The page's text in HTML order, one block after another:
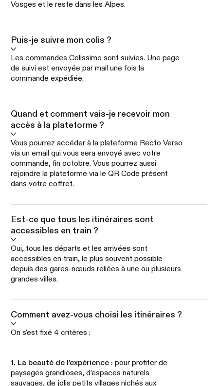
Vosges et le reste dans les Alpes.
Puis-je suivre mon colis ?
Les commandes Colissimo sont suivies. Une page
de suivi est envoyée par mail une fois la
commande expédiée.
Quand et comment vais-je recevoir mon
accès à la plateforme ?
Vous pourrez accéder à la plateforme Recto Verso
via un email qui vous sera envoyé avec votre
commande, fin octobre. Vous pourrez aussi
rejoindre la plateforme via le QR Code présent
dans votre coffret.
Est-ce que tous les itinéraires sont
accessibles en train ?
Oui, tous les départs et les arrivées sont
accessibles en train, le plus souvent possible
depuis des gares-nœuds reliées à une ou plusieurs
grandes villes.
Comment avez-vous choisi les itinéraires ?
On s'est fixé 4 critères :
1. La beauté de l’expérience :pour profiter de
paysages grandioses, d’espaces naturels
sauvages, de jolis petits villages nichés aux